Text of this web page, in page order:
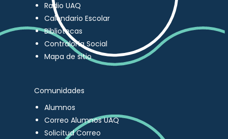
Radio UAQ
Calendario Escolar
Bibliotecas
Contraloría Social
Mapa de sitio
Comunidades
Alumnos
Correo Alumnos UAQ
Solicitud Correo